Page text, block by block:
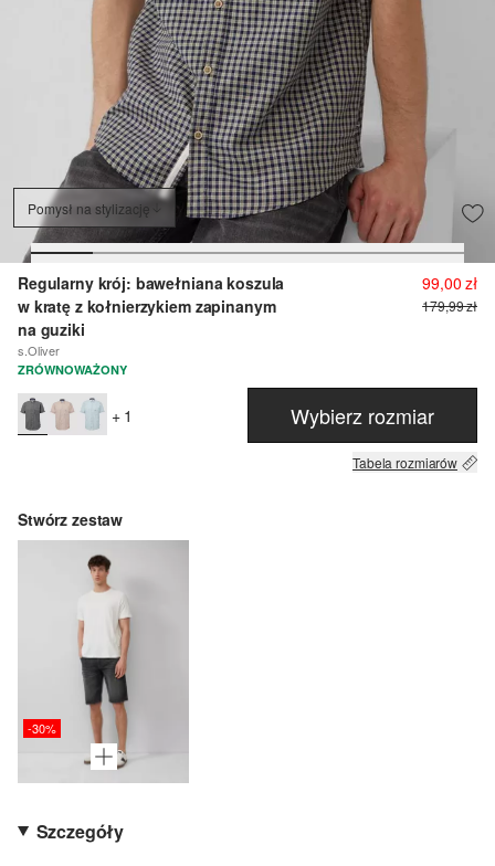
Pomysł na stylizację
Regularny krój: bawełniana koszula
w kratę z kołnierzykiem zapinanym
na guziki
s.Oliver
99,00 zł
179,99 zł
ZRÓWNOWAŻONY
+ 1 Wybierz rozmiar
Tabela rozmiarów
Stwórz zestaw
-30%
Szczegóły